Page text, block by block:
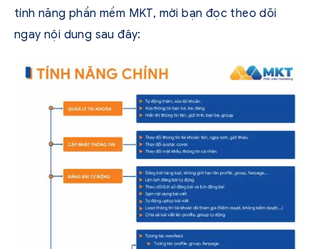
tính năng phần mềm MKT, mời bạn đọc theo dõi
ngay nội dung sau đây: